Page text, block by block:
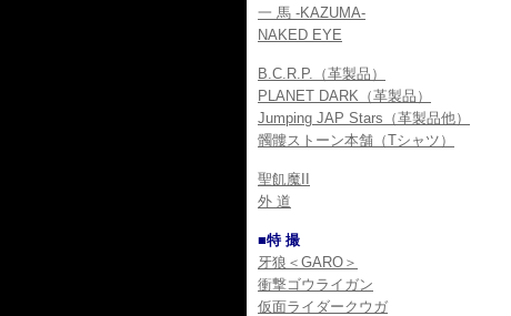
一 馬 -KAZUMA-
NAKED EYE
B.C.R.P.（革製品）
PLANET DARK（革製品）
Jumping JAP Stars（革製品他）
髑髏ストーン本舗（Tシャツ）
聖飢魔II
外 道
■特 撮
牙狼＜GARO＞
衝撃ゴウライガン
仮面ライダークウガ